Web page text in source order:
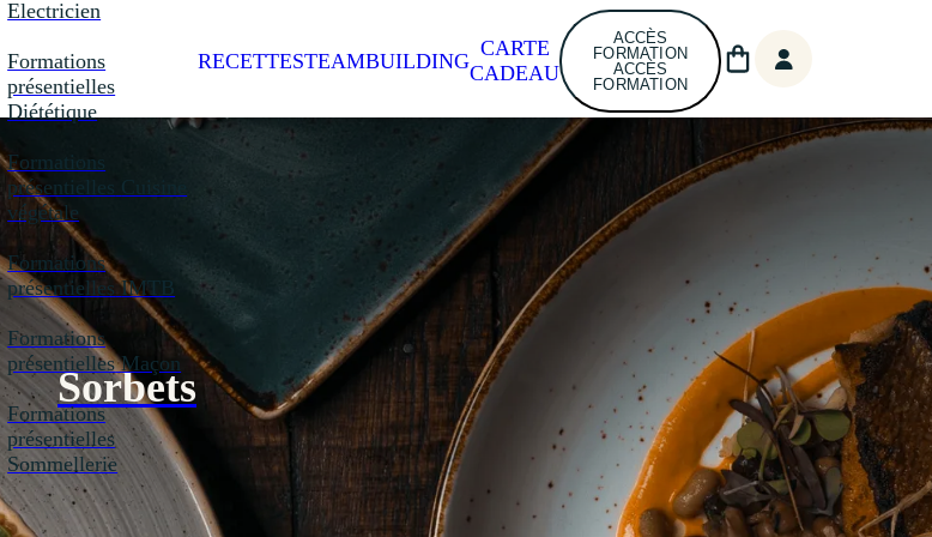
Electricien
Formations
présentielles
Diététique
Formations
présentielles Cuisine
végétale
Formations
présentielles IMTB
Formations
présentielles Maçon
Formations
présentielles
Sommellerie
RECETTESTEAMBUILDING
CARTE
CADEAU
ACCÈS
FORMATION
ACCÈS
FORMATION
Sorbets